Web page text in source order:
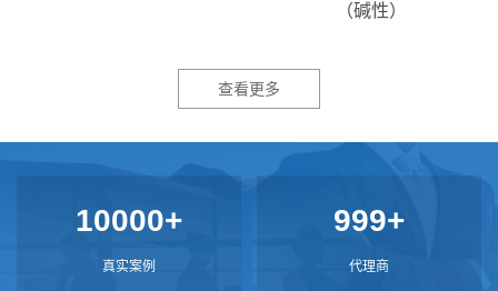
（碱性）
查看更多
10000+
真实案例
999+
代理商